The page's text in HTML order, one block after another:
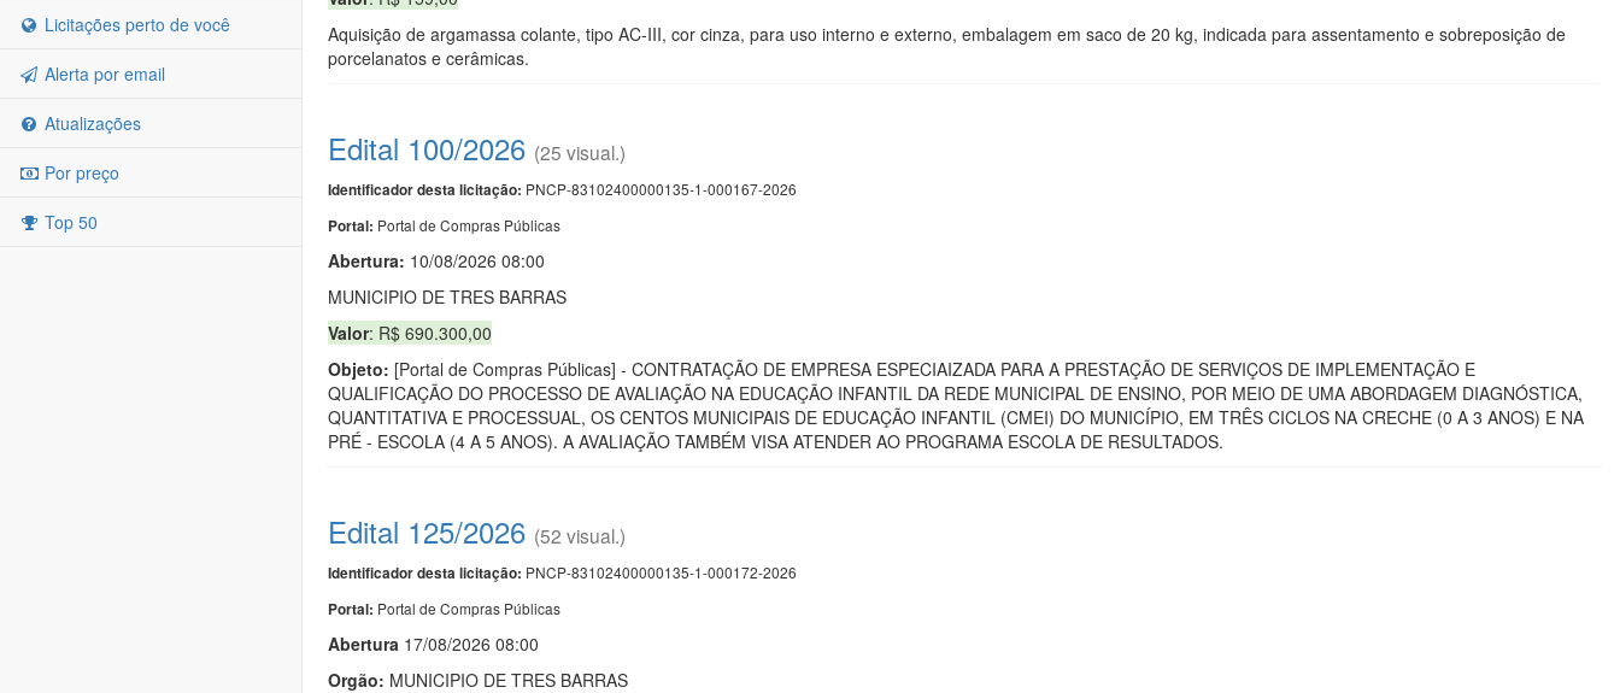
Licitações perto de você
Alerta por email
Atualizações
Por preço
Top 50
Aquisição de argamassa colante, tipo AC-III, cor cinza, para uso interno e externo, embalagem em saco de 20 kg, indicada para assentamento e sobreposição de
porcelanatos e cerâmicas.
Edital 100/2026 (25 visual.)
Identificador desta licitação: PNCP-83102400000135-1-000167-2026
Portal: Portal de Compras Públicas
Abertura: 10/08/2026 08:00
MUNICIPIO DE TRES BARRAS
Valor: R$ 690.300,00
Objeto: [Portal de Compras Públicas] - CONTRATAÇÃO DE EMPRESA ESPECIAIZADA PARA A PRESTAÇÃO DE SERVIÇOS DE IMPLEMENTAÇÃO E
QUALIFICAÇÃO DO PROCESSO DE AVALIAÇÃO NA EDUCAÇÃO INFANTIL DA REDE MUNICIPAL DE ENSINO, POR MEIO DE UMA ABORDAGEM DIAGNÓSTICA,
QUANTITATIVA E PROCESSUAL, OS CENTOS MUNICIPAIS DE EDUCAÇÃO INFANTIL (CMEI) DO MUNICÍPIO, EM TRÊS CICLOS NA CRECHE (0 A 3 ANOS) E NA
PRÉ - ESCOLA (4 A 5 ANOS). A AVALIAÇÃO TAMBÉM VISA ATENDER AO PROGRAMA ESCOLA DE RESULTADOS.
Edital 125/2026 (52 visual.)
Identificador desta licitação: PNCP-83102400000135-1-000172-2026
Portal: Portal de Compras Públicas
Abertura 17/08/2026 08:00
Orgão: MUNICIPIO DE TRES BARRAS